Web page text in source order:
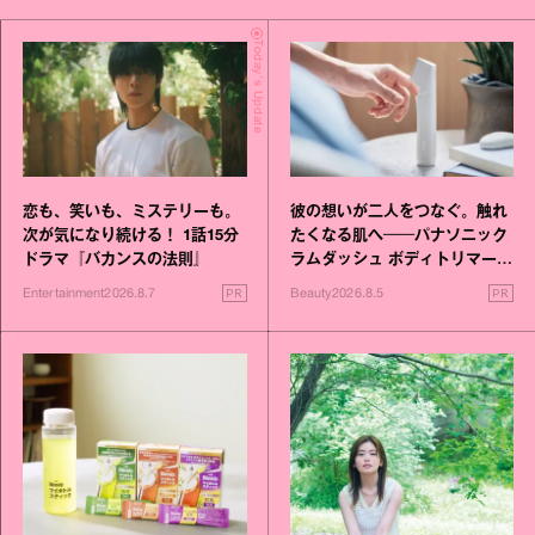
Today's Update
恋も、笑いも、ミステリーも。
次が気になり続ける！ 1話15分
ドラマ『バカンスの法則』
Entertainment2026.8.7 PR
彼の想いが二人をつなぐ。触れ
たくなる肌へ──パナソニック
ラムダッシュ ボディトリマーが
Beauty2026.8.5 PR